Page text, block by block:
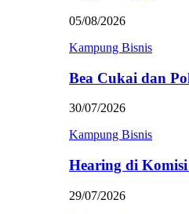
05/08/2026
Kampung Bisnis
Bea Cukai dan
30/07/2026
Kampung Bisnis
Hearing di
29/07/2026